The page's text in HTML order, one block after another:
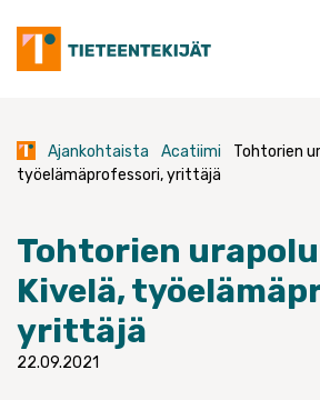
content
Ajankohtaista Acatiimi
Tohtorien
työelämäprofessori, yrittäjä
Tohtorien
Kivelä,
yrittäjä
22.09.2021